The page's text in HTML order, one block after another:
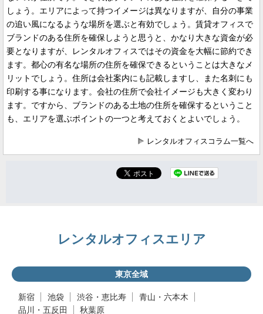
しょう。エリアによって持つイメージは異なりますが、自分の事業
の追い風になるような場所を選ぶと有効でしょう。賃貸オフィスで
ブランドのある住所を確保しようと思うと、かなり大きな資金が必
要となりますが、レンタルオフィスではその資金を大幅に節約でき
ます。都心の有名な場所の住所を確保できるということは大きなメ
リットでしょう。住所は会社案内にも記載しますし、また名刺にも
印刷する事になります。会社の住所で会社イメージも大きく変わり
ます。ですから、ブランドのある土地の住所を確保するということ
も、エリアを選ぶポイントの一つと考えておくとよいでしょう。
レンタルオフィスコラム一覧へ
レンタルオフィスエリア
東京全域
新宿 池袋 渋谷・恵比寿
青山・六本木
品川・五反田
秋葉原